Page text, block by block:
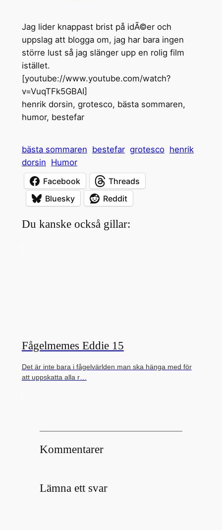
Jag lider knappast brist på idÃ©er och
uppslag att blogga om, jag har bara ingen
större lust så jag slänger upp en rolig film
istället.
[youtube://www.youtube.com/watch?
v=VuqTFk5GBAI]
henrik dorsin, grotesco, bästa sommaren,
humor, bestefar
bästa sommaren bestefar grotesco henrik
dorsin Humor
Facebook
Threads
Bluesky
Reddit
Du kanske också gillar:
Fågelmemes Eddie 15
Det är inte bara i fågelvärlden man ska hänga med för
att uppskatta alla r…
Kommentarer
Lämna ett svar